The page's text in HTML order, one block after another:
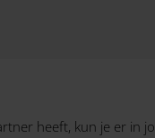
heeft, kun je er in